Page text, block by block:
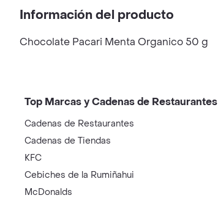
Información del producto
Chocolate Pacari Menta Organico 50 g
Top Marcas y Cadenas de Restaurantes
Cadenas de Restaurantes
Cadenas de Tiendas
KFC
Cebiches de la Rumiñahui
McDonalds